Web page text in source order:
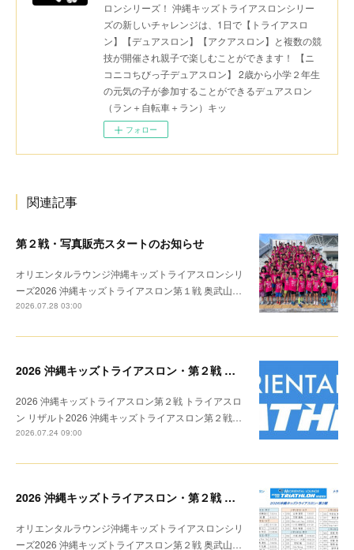
ロンシリーズ！ 沖縄キッズトライアスロンシリー
ズの新しいチャレンジは、1日で【トライアスロ
ン】【デュアスロン】【アクアスロン】と複数の競
技が開催され親子で楽しむことができます！ 【ニ
コニコちびっ子デュアスロン】 2歳から小学２年生
の元気の子が参加することができるデュアスロン
（ラン＋自転車＋ラン）キッ
フォロー
関連記事
第２戦・写真販売スタートのお知らせ
オリエンタルラウンジ沖縄キッズトライアスロンシリ
ーズ2026 沖縄キッズトライアスロン第１戦 奥武山…
2026.07.28 03:00
2026 沖縄キッズトライアスロン・第２戦 リザルト
2026 沖縄キッズトライアスロン第２戦 トライアスロ
ン リザルト2026 沖縄キッズトライアスロン第２戦…
2026.07.24 09:00
2026 沖縄キッズトライアスロン・第２戦 トライアスロン リザルト
オリエンタルラウンジ沖縄キッズトライアスロンシリ
ーズ2026 沖縄キッズトライアスロン第２戦 奥武山…